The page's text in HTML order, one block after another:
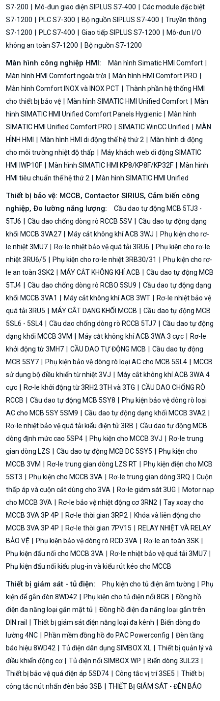
S7-200
Mô-đun giao diện SIPLUS S7-400
Các module đặc biệt
S7-1200
PLC S7-300 Bộ nguồn SIPLUS S7-400
Truyền thông
S7-1200
PLC S7-400 Giao tiếp SIPLUS S7-1200
Mô-đun I/O
không an toàn S7-1200
Bộ nguồn S7-1200
Màn hình công nghiệp HMI:
Màn hình Simatic HMI Comfort
Màn hình HMI Comfort ngoài trời
Màn hình HMI Comfort PRO
Màn hình Comfort INOX và INOX PCT
Thành phần hệ thống HMI
cho thiết bị bảo vệ
Màn hình SIMATIC HMI Unified Comfort
Màn
hình SIMATIC HMI Unified Comfort Panels Hygienic
Màn hình
SIMATIC HMI Unified Comfort PRO
SIMATIC WinCC Unified
MÀN
HÌNH HMI
Màn hình HMI di động thế hệ thứ 2
Màn hình di động
cho môi trường nhiệt độ thấp
Máy khách web di động SIMATIC
HMI IWP10F
Màn hình SIMATIC HMI KP8/KP8F/KP32F
Màn hình
HMI tiêu chuẩn thế hệ thứ 2
Màn hình SIMATIC HMI Unified
Thiết bị bảo vệ: MCCB, Contactor SIRIUS, Cảm biến công
nghiệp, Đo lường năng lượng:
Cầu dao tự động MCB 5TJ3 -
5TJ6
Cầu dao chống dòng rò RCCB 5SV
Cầu dao tự động dạng
khối MCCB 3VA27
Máy cắt không khí ACB 3WJ
Phụ kiện cho rơ-
le nhiệt 3MU7
Rơ-le nhiệt bảo vệ quá tải 3RU6
Phụ kiện cho rơ-le
nhiệt 3RU6/5
Phụ kiện cho rơ-le nhiệt 3RB30/31
Phụ kiện cho rơ-
le an toàn 3SK2
MÁY CẮT KHÔNG KHÍ ACB
Cầu dao tự động MCB
5TJ4
Cầu dao chống dòng rò RCBO 5SU9
Cầu dao tự động dạng
khối MCCB 3VA1
Máy cắt không khí ACB 3WT
Rơ-le nhiệt bảo vệ
quá tải 3RU5
MÁY CẮT DẠNG KHỐI MCCB
Cầu dao tự động MCB
5SL6 - 5SL4
Cầu dao chống dòng rò RCCB 5TJ7
Cầu dao tự động
dạng khối MCCB 3VM
Máy cắt không khí ACB 3WA 3 cực
Rơ-le
khởi động từ 3MH7
CẦU DAO TỰ ĐỘNG MCB
Cầu dao tự động
MCB 5SY7
Phụ kiện bảo vệ dòng rò loại AC cho MCB 5SL4
MCCB
sử dụng bộ điều khiển từ nhiệt 3VJ
Máy cắt không khí ACB 3WA 4
cực
Rơ-le khởi động từ 3RH2 3TH và 3TG
CẦU DAO CHỐNG RÒ
RCCB
Cầu dao tự động MCB 5SY8
Phụ kiện bảo vệ dòng rò loại
AC cho MCB 5SY 5SM9
Cầu dao tự động dạng khối MCCB 3VA2
Rơ-le nhiệt bảo vệ quá tải kiểu điện tử 3RB
Cầu dao tự động MCB
dòng định mức cao 5SP4
Phụ kiện cho MCCB 3VJ
Rơ-le trung
gian dòng LZS
Cầu dao tự động MCB DC 5SY5
Phụ kiện cho
MCCB 3VM
Rơ-le trung gian dòng LZS RT
Phụ kiện điện cho MCB
5ST3
Phụ kiện cho MCCB 3VA Rơ-le trung gian dòng 3RQ
Cuộn
thấp áp và cuộn cắt dùng cho 3VA
Rơ-le giám sát 3UG
Motor nạp
cho MCCB 3VA
Rơ-le bảo vệ nhiệt động cơ 3RN2
Tay xoay cho
MCCB 3VA 3P 4P
Rơ-le thời gian 3RP2
Khóa và liên động cho
MCCB 3VA 3P 4P
Rơ-le thời gian 7PV15
RELAY NHIỆT VÀ RELAY
BẢO VỆ
Phụ kiện bảo vệ dòng rò RCD 3VA
Rơ-le an toàn 3SK
Phụ kiện đấu nối cho MCCB 3VA
Rơ-le nhiệt bảo vệ quá tải 3MU7
Phụ kiện đấu nối kiểu plug-in và kiểu rút kéo cho MCCB
Thiết bị giám sát - tủ điện: Phụ kiện cho tủ điện âm tường
Phụ
kiện để gắn đèn 8WD42
Phụ kiện cho tủ điện nổi 8GB
Đồng hồ
điện đa năng loại gắn mặt tủ
Đồng hồ điện đa năng loại gắn trên
DIN rail
Thiết bị giám sát điện năng loại đa kênh
Biến dòng đo
lường 4NC
Phần mềm đồng hồ đo PAC Powerconfig
Đèn tầng
báo hiệu 8WD42
Tủ điện dân dụng SIMBOX XL
Thiết bị quản lý và
điều khiển động cơ
Tủ điện nổi SIMBOX WP
Biến dòng 3UL23
Thiết bị bảo vệ quá điện áp 5SD74
Công tắc vị trí 3SE5
Thiết bị
công tắc nút nhấn đèn báo 3SB
THIẾT BỊ GIÁM SÁT - ĐÈN BÁO